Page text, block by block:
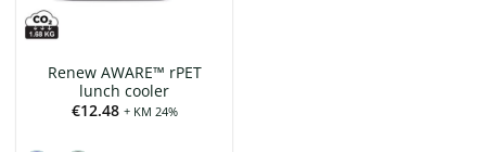
Renew AWARE™ rPET
lunch cooler
€12.48 + KM 24%